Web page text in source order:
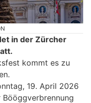
in der Zürcher
kommt es zu
19. April 2026